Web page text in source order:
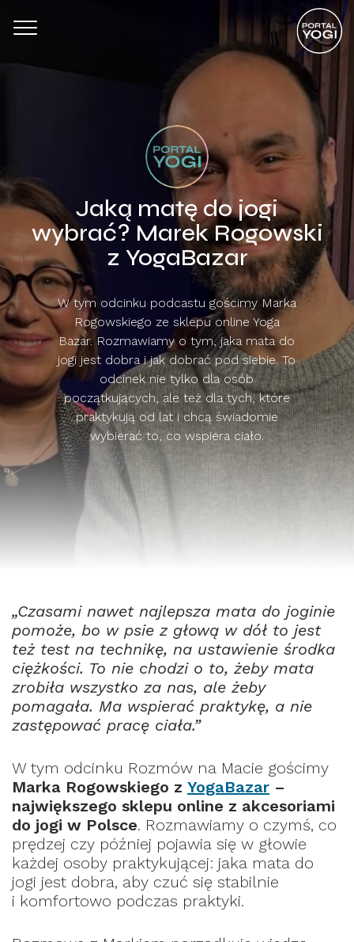
Jaką matę do jogi
wybrać? Marek Rogowski
z YogaBazar
W tym odcinku podcastu gościmy Marka
Rogowskiego ze sklepu online Yoga
Bazar. Rozmawiamy o tym, jaka mata do
jogi jest dobra i jak dobrać pod siebie. To
odcinek nie tylko dla osób
początkujących, ale też dla tych, które
praktykują od lat i chcą świadomie
wybierać to, co wspiera ciało.
„Czasami nawet najlepsza mata do joginie
pomoże, bo w psie z głową w dół to jest
też test na technikę, na ustawienie środka
ciężkości. To nie chodzi o to, żeby mata
zrobiła wszystko za nas, ale żeby
pomagała. Ma wspierać praktykę, a nie
zastępować pracę ciała.”
W tym odcinku Rozmów na Macie gościmy
Marka Rogowskiego z YogaBazar –
największego sklepu online z akcesoriami
do jogi w Polsce. Rozmawiamy o czymś, co
prędzej czy później pojawia się w głowie
każdej osoby praktykującej: jaka mata do
jogi jest dobra, aby czuć się stabilnie
i komfortowo podczas praktyki.